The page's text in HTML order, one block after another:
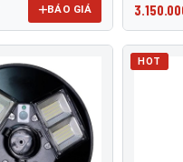
BÁO GIÁ
HOT